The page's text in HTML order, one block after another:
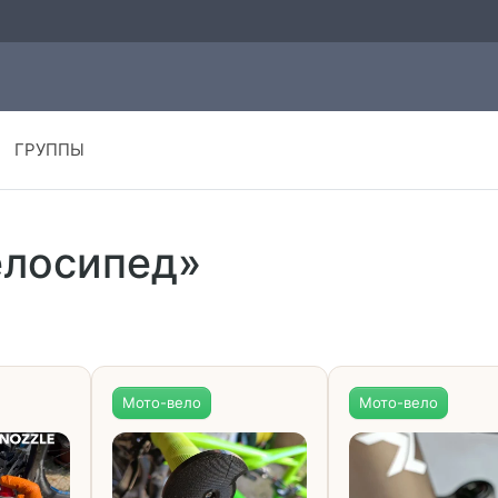
ГРУППЫ
Мото-вело Мото-вело